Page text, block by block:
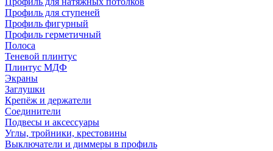
Профиль для ступеней
Профиль фигурный
Профиль герметичный
Полоса
Теневой плинтус
Плинтус МДФ
Экраны
Заглушки
Крепёж и держатели
Соединители
Подвесы и аксессуары
Углы, тройники, крестовины
Выключатели и диммеры в профиль